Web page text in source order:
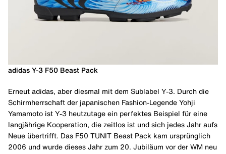
adidas Y-3 F50 Beast Pack
Erneut adidas, aber diesmal mit dem Sublabel Y-3. Durch die
Schirmherrschaft der japanischen Fashion-Legende Yohji
Yamamoto ist Y-3 heutzutage ein perfektes Beispiel für eine
langjährige Kooperation, die zeitlos ist und sich jedes Jahr aufs
Neue übertrifft. Das F50 TUNIT Beast Pack kam ursprünglich
2006 und wurde dieses Jahr zum 20. Jubiläum vor der WM neu